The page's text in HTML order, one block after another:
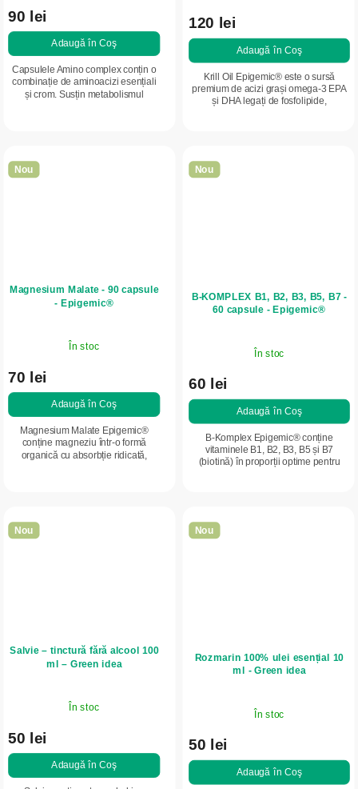
90 lei
Adaugă în Coş
Capsulele Amino complex conțin o
combinație de aminoacizi esențiali
și crom. Susțin metabolismul
120 lei
Adaugă în Coş
Krill Oil Epigemic® este o sursă
premium de acizi grași omega-3 EPA
și DHA legați de fosfolipide,
Nou
Magnesium Malate - 90 capsule
- Epigemic®
În stoc
70 lei
Adaugă în Coş
Magnesium Malate Epigemic®
conține magneziu într-o formă
organică cu absorbție ridicată,
Nou
B-KOMPLEX B1, B2, B3, B5, B7 -
60 capsule - Epigemic®
În stoc
60 lei
Adaugă în Coş
B-Komplex Epigemic® conține
vitaminele B1, B2, B3, B5 și B7
(biotină) în proporții optime pentru
Nou
Salvie – tinctură fără alcool 100
ml – Green idea
În stoc
50 lei
Adaugă în Coş
Nou
Rozmarin 100% ulei esențial 10
ml - Green idea
În stoc
50 lei
Adaugă în Coş